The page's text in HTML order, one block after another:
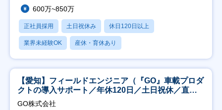
600万~850万
正社員採用 土日祝休み 休日120日以上
業界未経験OK 産休・育休あり
【愛知】フィールドエンジニア（『GO』車載プロダ
クトの導入サポート／年休120日／土日祝休／直行
直帰
GO株式会社